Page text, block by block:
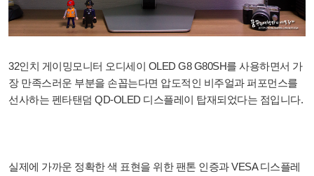
32인치 게이밍모니터 오디세이 OLED G8 G80SH를 사용하면서 가
장 만족스러운 부분을 손꼽는다면 압도적인 비주얼과 퍼포먼스를
선사하는 펜타탠덤 QD-OLED 디스플레이 탑재되었다는 점입니다.
실제에 가까운 정확한 색 표현을 위한 팬톤 인증과 VESA 디스플레